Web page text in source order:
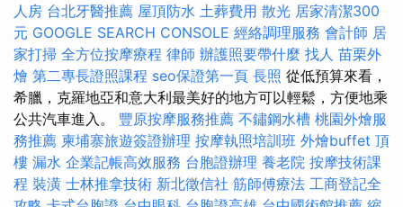
人房 台北牙醫推薦 屋頂防水 土葬費用 散光 居家清潔300
元 GOOGLE SEARCH CONSOLE 經絡調理服務 會計師 居
家打掃 全方位按摩療程 律師 辦護照要帶什麼 找人 苗栗外
燴 第二專長證照課程 seo保證第一頁 長照 從低預算來看，
希臘，克羅地亞和意大利最美好的地方可以輕鬆，方便地乘
公共汽車進入。 豐原按摩服務推薦 不鏽鋼水槽 桃園外燴服
務推薦 柬埔寨旅遊簽證辦理 按摩執照培訓班 外燴buffet 頂
樓 漏水 企業記帳高效服務 台胞證辦理 養老院 按摩技術課
程 裝潢 士林推拿技術 新北徵信社 筋師傅療法 工商登記全